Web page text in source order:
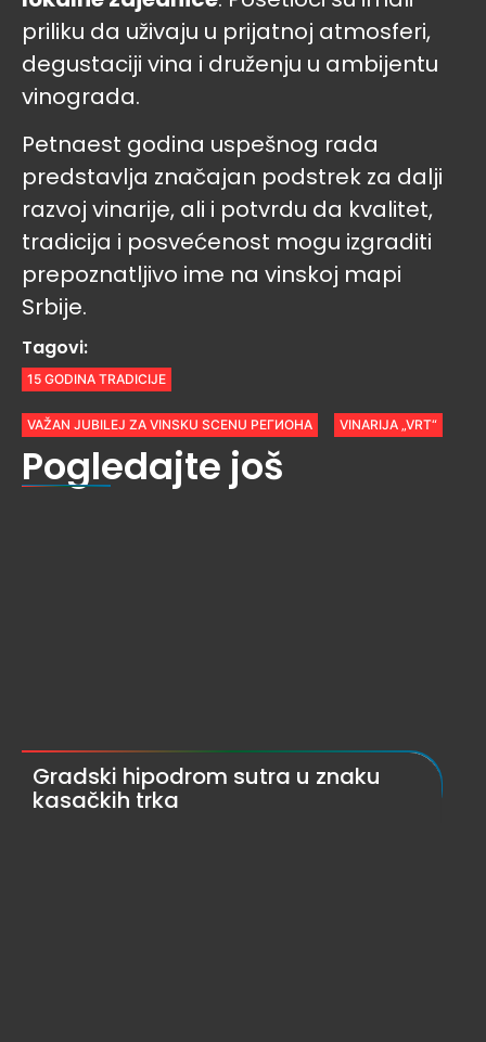
priliku da uživaju u prijatnoj atmosferi,
degustaciji vina i druženju u ambijentu
vinograda.
Petnaest godina uspešnog rada
predstavlja značajan podstrek za dalji
razvoj vinarije, ali i potvrdu da kvalitet,
tradicija i posvećenost mogu izgraditi
prepoznatljivo ime na vinskoj mapi
Srbije.
Tagovi:
15 GODINA TRADICIJE
VAŽAN JUBILEJ ZA VINSKU SCENU РЕГИОНА VINARIJA „VRT“
Pogledajte još
Gradski hipodrom sutra u znaku
kasačkih trka